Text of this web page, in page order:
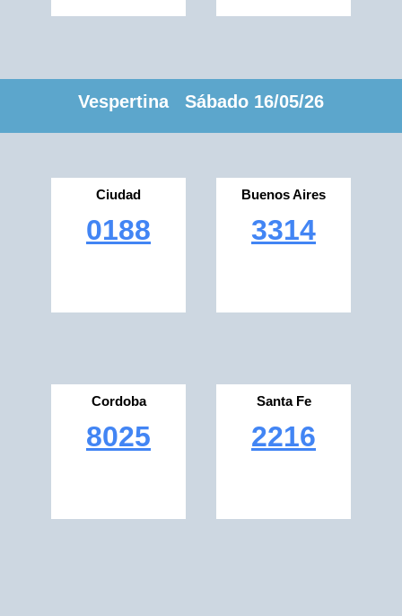
Vespertina Sábado 16/05/26
Ciudad
0188
Buenos Aires
3314
Cordoba
8025
Santa Fe
2216